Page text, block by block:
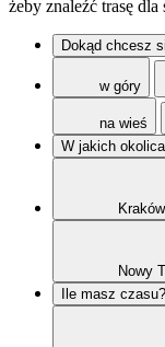
żeby znaleźć trasę dla
Dokąd chcesz
w góry
na wieś
W jakich
Kraków
Nowy
Ile masz czasu?